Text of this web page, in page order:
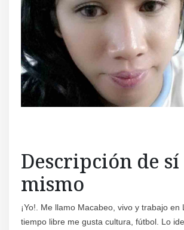
Descripción de sí
mismo
¡Yo!. Me llamo Macabeo, vivo y trabajo en
tiempo libre me gusta cultura, fútbol. Lo